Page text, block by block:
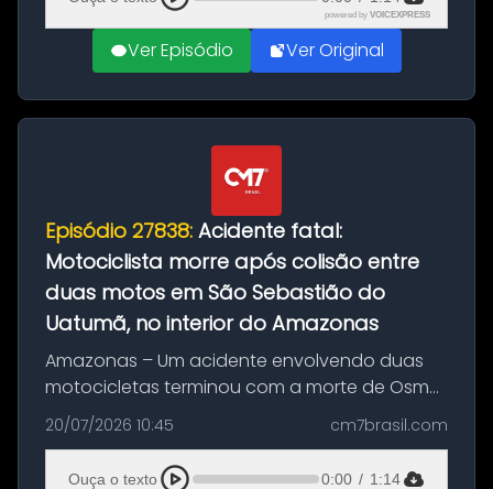
powered by VOICEXPRESS
Ver Episódio Ver Original
Episódio 27838: Acidente fatal:
Motociclista morre após colisão entre
duas motos em São Sebastião do
Uatumã, no interior do Amazonas
Amazonas – Um acidente envolvendo duas
motocicletas terminou com a morte de Osmar
Figueiredo de Souza, de 38 anos, no município
de São Sebastião do Uatumã, no interior do
Amazonas. A colisão ocorreu n...
20/07/2026 10:45 cm7brasil.com
Ouça o texto 0:00 / 1:14